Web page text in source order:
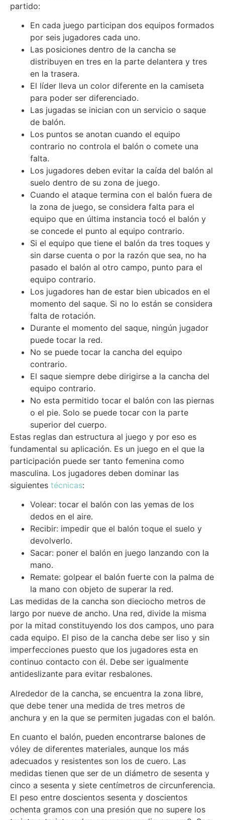
partido:
En cada juego participan dos equipos formados
por seis jugadores cada uno.
Las posiciones dentro de la cancha se
distribuyen en tres en la parte delantera y tres
en la trasera.
El líder lleva un color diferente en la camiseta
para poder ser diferenciado.
Las jugadas se inician con un servicio o saque
de balón.
Los puntos se anotan cuando el equipo
contrario no controla el balón o comete una
falta.
Los jugadores deben evitar la caída del balón al
suelo dentro de su zona de juego.
Cuando el ataque termina con el balón fuera de
la zona de juego, se considera falta para el
equipo que en última instancia tocó el balón y
se concede el punto al equipo contrario.
Si el equipo que tiene el balón da tres toques y
sin darse cuenta o por la razón que sea, no ha
pasado el balón al otro campo, punto para el
equipo contrario.
Los jugadores han de estar bien ubicados en el
momento del saque. Si no lo están se considera
falta de rotación.
Durante el momento del saque, ningún jugador
puede tocar la red.
No se puede tocar la cancha del equipo
contrario.
El saque siempre debe dirigirse a la cancha del
equipo contrario.
No esta permitido tocar el balón con las piernas
o el pie. Solo se puede tocar con la parte
superior del cuerpo.
Estas reglas dan estructura al juego y por eso es
fundamental su aplicación. Es un juego en el que la
participación puede ser tanto femenina como
masculina. Los jugadores deben dominar las
siguientes técnicas:
Volear: tocar el balón con las yemas de los
dedos en el aire.
Recibir: impedir que el balón toque el suelo y
devolverlo.
Sacar: poner el balón en juego lanzando con la
mano.
Remate: golpear el balón fuerte con la palma de
la mano con objeto de superar la red.
Las medidas de la cancha son dieciocho metros de
largo por nueve de ancho. Una red, divide la misma
por la mitad constituyendo los dos campos, uno para
cada equipo. El piso de la cancha debe ser liso y sin
imperfecciones puesto que los jugadores esta en
continuo contacto con él. Debe ser igualmente
antideslizante para evitar resbalones.
Alrededor de la cancha, se encuentra la zona libre,
que debe tener una medida de tres metros de
anchura y en la que se permiten jugadas con el balón.
En cuanto el balón, pueden encontrarse balones de
vóley de diferentes materiales, aunque los más
adecuados y resistentes son los de cuero. Las
medidas tienen que ser de un diámetro de sesenta y
cinco a sesenta y siete centímetros de circunferencia.
El peso entre doscientos sesenta y doscientos
ochenta gramos con una presión que no supere los